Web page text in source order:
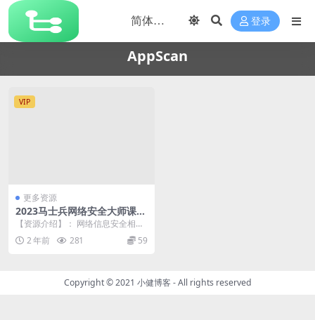
登录
AppScan
VIP
更多资源
2023马士兵网络安全大师课全
套课程
【资源介绍】： 网络信息安全相关
专业人才可在政府机关、国家安全
部门、银行、金融、...
2 年前 281 59
Copyright © 2021 小健博客 - All rights reserved